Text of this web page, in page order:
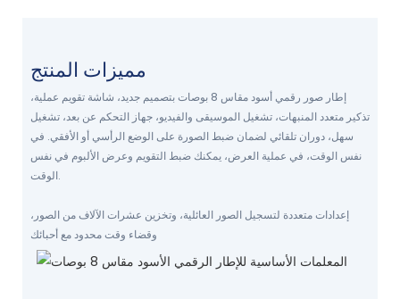
استمتع بالصور والموسيقى ومقاطع الفيديو
مميزات المنتج
إطار صور رقمي أسود مقاس 8 بوصات بتصميم جديد، شاشة تقويم عملية،
تذكير متعدد المنبهات، تشغيل الموسيقى والفيديو، جهاز التحكم عن بعد، تشغيل
سهل، دوران تلقائي لضمان ضبط الصورة على الوضع الرأسي أو الأفقي. في
نفس الوقت، في عملية العرض، يمكنك ضبط التقويم وعرض الألبوم في نفس
الوقت.
إعدادات متعددة لتسجيل الصور العائلية، وتخزين عشرات الآلاف من الصور،
وقضاء وقت محدود مع أحبائك